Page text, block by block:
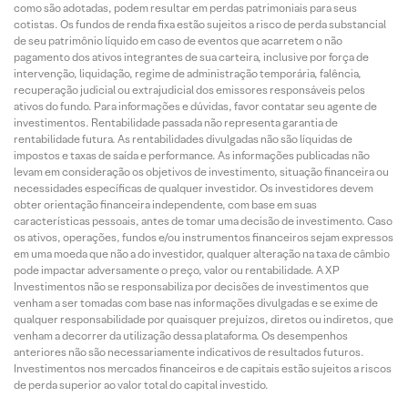
como são adotadas, podem resultar em perdas patrimoniais para seus
cotistas. Os fundos de renda fixa estão sujeitos a risco de perda substancial
de seu patrimônio líquido em caso de eventos que acarretem o não
pagamento dos ativos integrantes de sua carteira, inclusive por força de
intervenção, liquidação, regime de administração temporária, falência,
recuperação judicial ou extrajudicial dos emissores responsáveis pelos
ativos do fundo. Para informações e dúvidas, favor contatar seu agente de
investimentos. Rentabilidade passada não representa garantia de
rentabilidade futura. As rentabilidades divulgadas não são líquidas de
impostos e taxas de saída e performance. As informações publicadas não
levam em consideração os objetivos de investimento, situação financeira ou
necessidades específicas de qualquer investidor. Os investidores devem
obter orientação financeira independente, com base em suas
características pessoais, antes de tomar uma decisão de investimento. Caso
os ativos, operações, fundos e/ou instrumentos financeiros sejam expressos
em uma moeda que não a do investidor, qualquer alteração na taxa de câmbio
pode impactar adversamente o preço, valor ou rentabilidade. A XP
Investimentos não se responsabiliza por decisões de investimentos que
venham a ser tomadas com base nas informações divulgadas e se exime de
qualquer responsabilidade por quaisquer prejuízos, diretos ou indiretos, que
venham a decorrer da utilização dessa plataforma. Os desempenhos
anteriores não são necessariamente indicativos de resultados futuros.
Investimentos nos mercados financeiros e de capitais estão sujeitos a riscos
de perda superior ao valor total do capital investido.